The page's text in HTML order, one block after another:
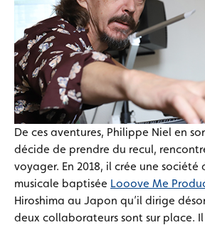
De ces aventures, Philippe Niel en
décide de prendre du recul,
voyager. En 2018, il crée une
musicale baptisée Looove Me
Hiroshima au Japon qu’il dirige
deux collaborateurs sont sur place.